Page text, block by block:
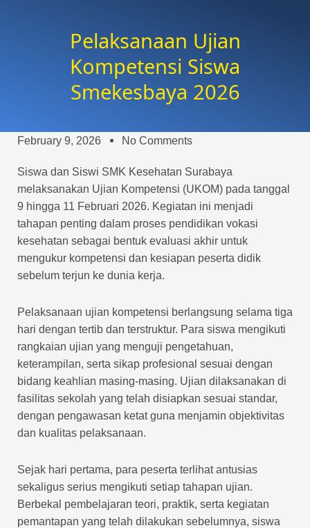
Pelaksanaan Ujian
Kompetensi Siswa
Smekesbaya 2026
February 9, 2026 No Comments
Siswa dan Siswi SMK Kesehatan Surabaya
melaksanakan Ujian Kompetensi (UKOM) pada tanggal
9 hingga 11 Februari 2026. Kegiatan ini menjadi
tahapan penting dalam proses pendidikan vokasi
kesehatan sebagai bentuk evaluasi akhir untuk
mengukur kompetensi dan kesiapan peserta didik
sebelum terjun ke dunia kerja.
Pelaksanaan ujian kompetensi berlangsung selama tiga
hari dengan tertib dan terstruktur. Para siswa mengikuti
rangkaian ujian yang menguji pengetahuan,
keterampilan, serta sikap profesional sesuai dengan
bidang keahlian masing-masing. Ujian dilaksanakan di
fasilitas sekolah yang telah disiapkan sesuai standar,
dengan pengawasan ketat guna menjamin objektivitas
dan kualitas pelaksanaan.
Sejak hari pertama, para peserta terlihat antusias
sekaligus serius mengikuti setiap tahapan ujian.
Berbekal pembelajaran teori, praktik, serta kegiatan
pemantapan yang telah dilakukan sebelumnya, siswa